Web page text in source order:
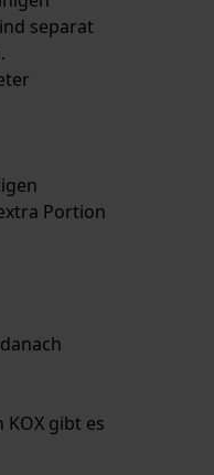
separat
Portion
gibt es